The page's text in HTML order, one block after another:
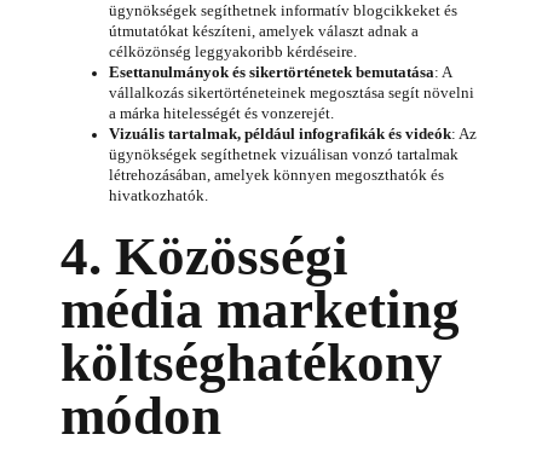
ügynökségek segíthetnek informatív blogcikkeket és
útmutatókat készíteni, amelyek választ adnak a
célközönség leggyakoribb kérdéseire.
Esettanulmányok és sikertörténetek bemutatása: A
vállalkozás sikertörténeteinek megosztása segít növelni
a márka hitelességét és vonzerejét.
Vizuális tartalmak, például infografikák és videók: Az
ügynökségek segíthetnek vizuálisan vonzó tartalmak
létrehozásában, amelyek könnyen megoszthatók és
hivatkozhatók.
4. Közösségi
média marketing
költséghatékony
módon